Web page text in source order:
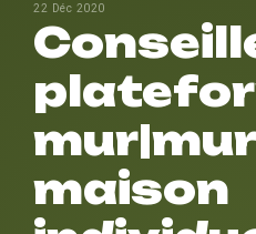
22 Déc 2020
maison